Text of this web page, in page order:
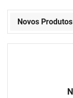
Novos Produtos